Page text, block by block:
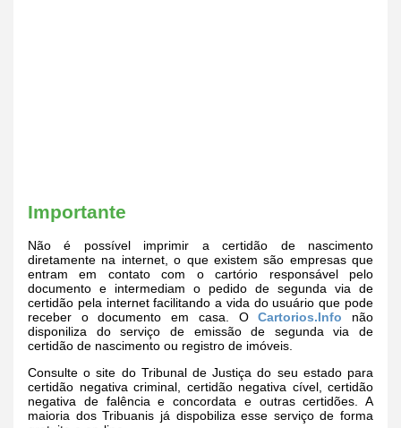
Importante
Não é possível imprimir a certidão de nascimento
diretamente na internet, o que existem são empresas que
entram em contato com o cartório responsável pelo
documento e intermediam o pedido de segunda via de
certidão pela internet facilitando a vida do usuário que pode
receber o documento em casa. OCartorios.Info não
disponiliza do serviço de emissão de segunda via de
certidão de nascimento ou registro de imóveis.
Consulte o site do Tribunal de Justiça do seu estado para
certidão negativa criminal, certidão negativa cível, certidão
negativa de falência e concordata e outras certidões. A
maioria dos Tribuanis já dispobiliza esse serviço de forma